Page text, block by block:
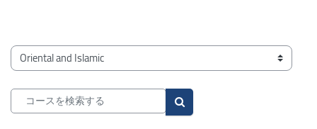
ブロック
コースカテゴリ
コースを検索する
コースを検索する